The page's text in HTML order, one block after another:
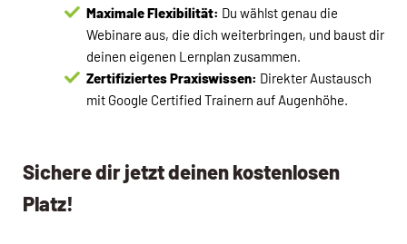
Maximale Flexibilität: Du wählst genau die
Webinare aus, die dich weiterbringen, und baust dir
deinen eigenen Lernplan zusammen.
Zertifiziertes Praxiswissen: Direkter Austausch
mit Google Certified Trainern auf Augenhöhe.
Sichere dir jetzt deinen kostenlosen
Platz!